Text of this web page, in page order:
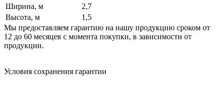
Ширина, м
2,7
Высота, м
1,5
Мы предоставляем гарантию на нашу продукцию сроком от
12 до 60 месяцев с момента покупки, в зависимости от
продукции.
Условия сохранения гарантии